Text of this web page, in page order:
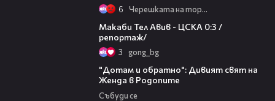
6 Черешката на тортата
Макаби Тел Авив - ЦСКА 0:3 /
репортаж/
3 gong_bg
"Дотам и обратно": Дивият свят на
Женда в Родопите
Събуди се